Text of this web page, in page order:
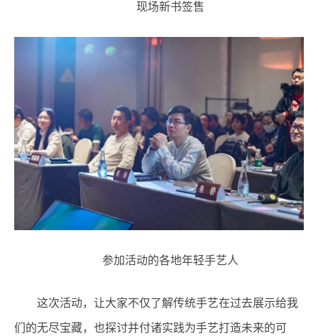
现场新书签售
参加活动的各地年轻手艺人
这次活动，让大家不仅了解传统手艺在过去展示给我
们的无尽宝藏，也探讨并付诸实践为手艺打造未来的可